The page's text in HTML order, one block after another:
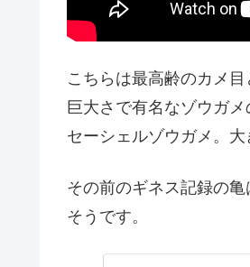
こちらは最高齢のカメ
巨大さで有名なゾウガ
セーシェルゾウガメ。
その前のギネス記録の亀
そうです。